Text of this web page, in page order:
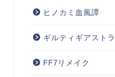
ヒノカミ血風譚
ギルティギアスト
FF7リメイク